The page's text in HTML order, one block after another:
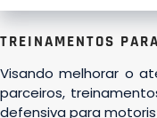
TREINAMENTOS
Visando melhorar o
parceiros,
defensiva para